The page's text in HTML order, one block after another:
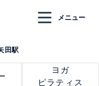
メニュー
田駅
ヨガ
ピラティス